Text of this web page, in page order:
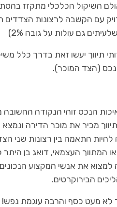
השיקול הכלכלי מתקזז
עם הקשבה לרצונות הצדדים
גם עולות על גובה 2%)
תיווך יעשו זאת בדרך כלל
(הצד המוכר).
איכות הנכס זוהי הנקודה
מכיר את מוכר הדירה
להיות התאמה בין רצונות שני
המתווך העצמאי, דואג בן היתר
למצוא את אנשי המקצוע
הבירוקרטים.
לא מעט כסף והרבה עוגמת נפש!